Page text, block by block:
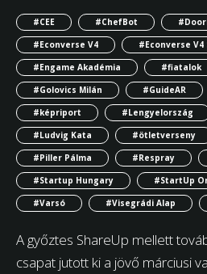
#CEE #ChefBot
#Econverse V4
#Econverse
#Engame Akadémia
#fiatalok
#Golovics Milán
#GuideAR
#képriport
#Lengyelország
#Ludvig Kata
#ötletverseny
#Piller Pálma
#Respray
#Startup Hungary
#StartUp
#Varsó
#Visegrádi Alap
A győztes ShareUp mellett
csapat jutott ki a jövő márciusi